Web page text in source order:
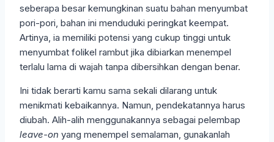
seberapa besar kemungkinan suatu bahan menyumbat
pori-pori, bahan ini menduduki peringkat keempat.
Artinya, ia memiliki potensi yang cukup tinggi untuk
menyumbat folikel rambut jika dibiarkan menempel
terlalu lama di wajah tanpa dibersihkan dengan benar.
Ini tidak berarti kamu sama sekali dilarang untuk
menikmati kebaikannya. Namun, pendekatannya harus
diubah. Alih-alih menggunakannya sebagai pelembap
leave-on yang menempel semalaman, gunakanlah